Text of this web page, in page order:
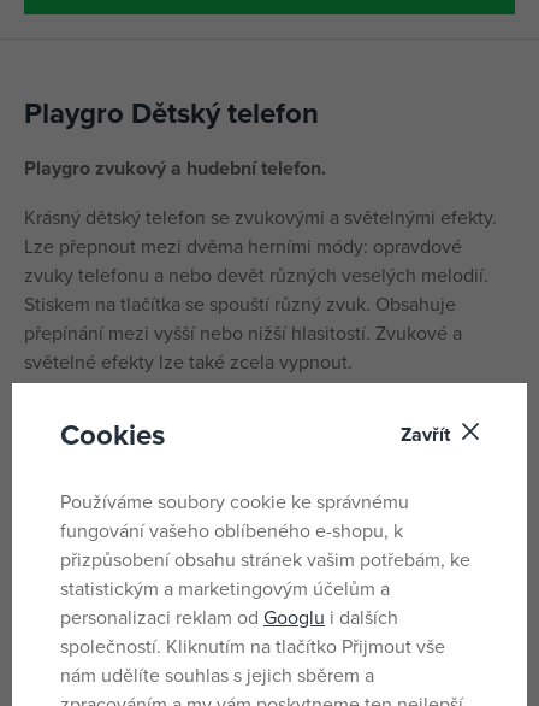
Playgro Dětský telefon
Playgro zvukový a hudební telefon.
Krásný dětský telefon se zvukovými a světelnými efekty.
Lze přepnout mezi dvěma herními módy: opravdové
zvuky telefonu a nebo devět různých veselých melodií.
Stiskem na tlačítka se spouští různý zvuk. Obsahuje
přepínání mezi vyšší nebo nižší hlasitostí. Zvukové a
světelné efekty lze také zcela vypnout.
Pro děti od 1 - 3 let
Obsahuje 3 ks 1,5 V AAA baterií
Parametry
Cookies Zavřít
Používáme soubory cookie ke správnému
fungování vašeho oblíbeného e-shopu, k
přizpůsobení obsahu stránek vašim potřebám, ke
statistickým a marketingovým účelům a
personalizaci reklam od Googlu i dalších
společností. Kliknutím na tlačítko Přijmout vše
nám udělíte souhlas s jejich sběrem a